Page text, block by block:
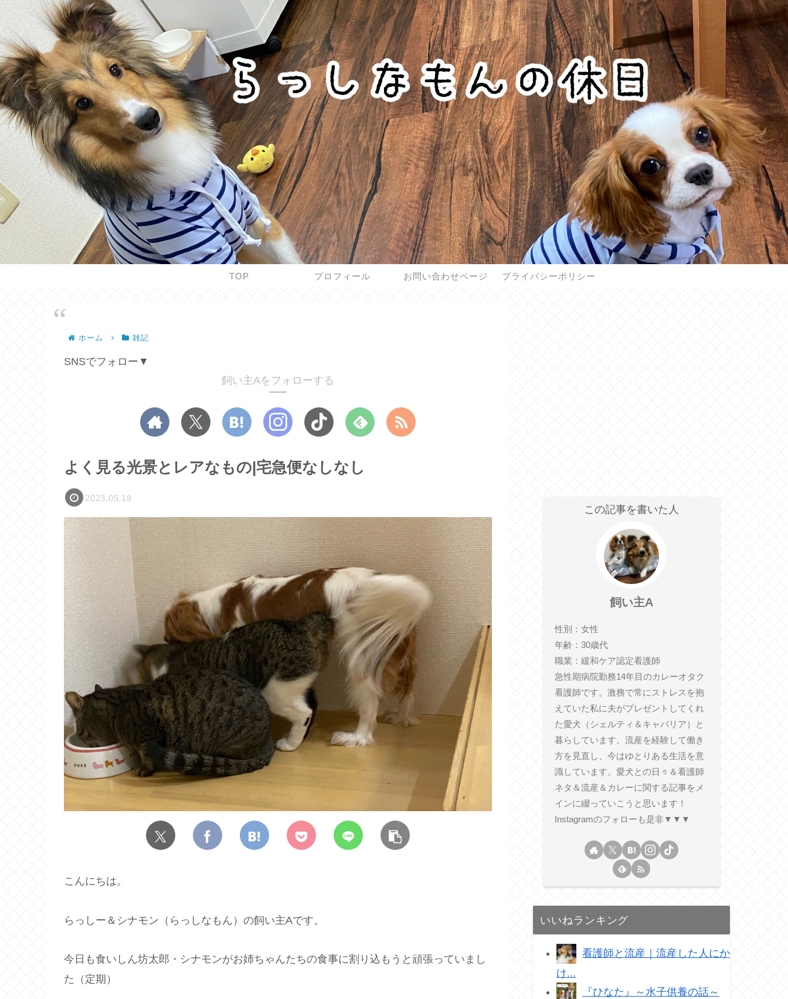
TOP プロフィール お問い合わせページ プライバシーポリシー
ホーム 雑記
SNSでフォロー▼
飼い主Aをフォローする
よく見る光景とレアなもの|宅急便なしなし
2023.05.18
こんにちは。
らっしー＆シナモン（らっしなもん）の飼い主Aです。
今日も食いしん坊太郎・シナモンがお姉ちゃんたちの食事に割り込もうと頑張っていまし
た（定期）
この記事を書いた人
飼い主A
性別：女性
年齢：30歳代
職業：緩和ケア認定看護師
急性期病院勤務14年目のカレーオタク
看護師です。激務で常にストレスを抱
えていた私に夫がプレゼントしてくれ
た愛犬（シェルティ＆キャバリア）と
暮らしています。流産を経験して働き
方を見直し、今はゆとりある生活を意
識しています。愛犬との日々＆看護師
ネタ＆流産＆カレーに関する記事をメ
インに綴っていこうと思います！
Instagramのフォローも是非▼▼▼
いいねランキング
看護師と流産｜流産した人にか
け...
『ひなた』～水子供養の話～